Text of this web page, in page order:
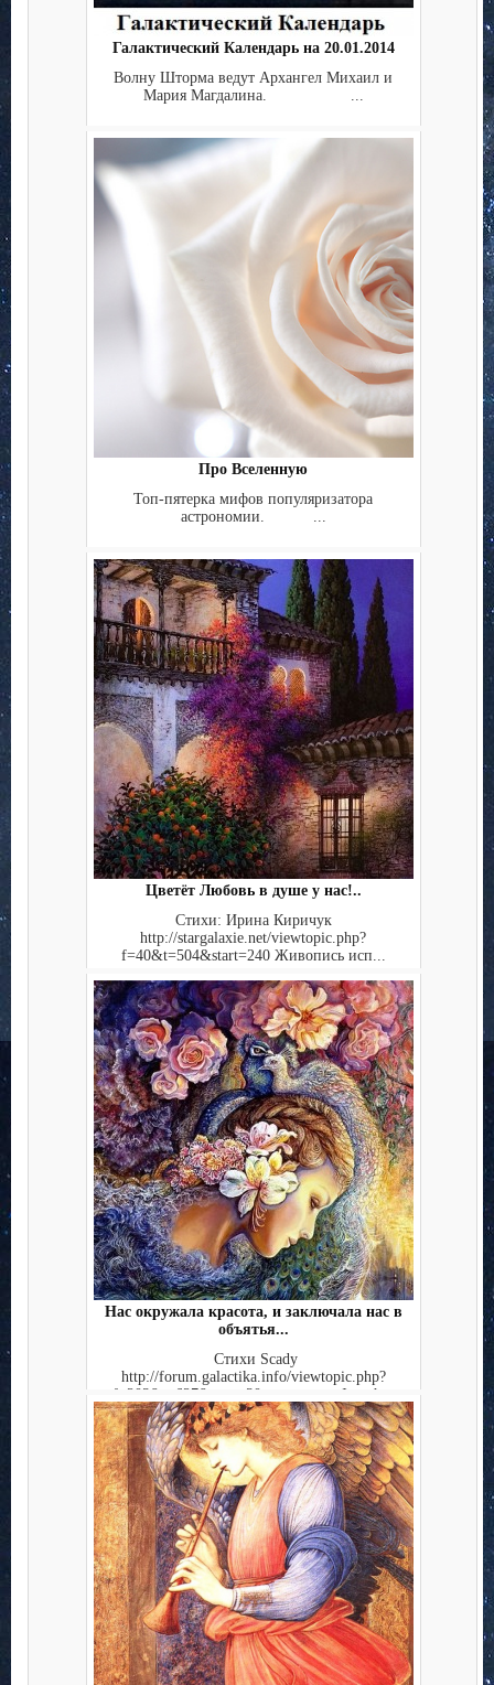
Галактический Календарь на 20.01.2014
Волну Шторма ведут Архангел Михаил и
Мария Магдалина. ...
Про Вселенную
Топ-пятерка мифов популяризатора
астрономии. ...
Цветёт Любовь в душе у нас!..
Стихи: Ирина Киричук
http://stargalaxie.net/viewtopic.php?
f=40&t=504&start=240 Живопись исп...
Нас окружала красота, и заключала нас в
объятья...
Стихи Scady
http://forum.galactika.info/viewtopic.php?
f=203&t=627&start=30, живопись Joseph...